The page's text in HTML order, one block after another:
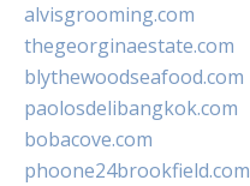
alvisgrooming.com
thegeorginaestate.com
blythewoodseafood.com
paolosdelibangkok.com
bobacove.com
phoone24brookfield.com